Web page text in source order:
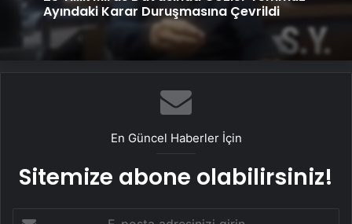
25 Yıllık Miras Davasında Gözler Temmuz
Ayındaki Karar Duruşmasına Çevrildi
Reklam Ajansı, SEO Ajansı ve Web
En Güncel Haberler İçin
Sitemize abone olabilirsiniz!